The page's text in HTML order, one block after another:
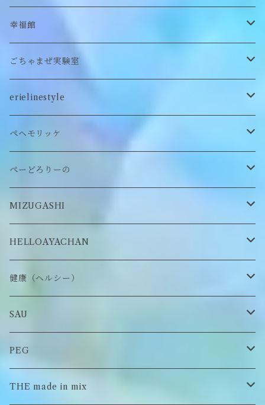
カードケース
ぬいぐるみ
クッション
セットアップ
ぬいぐるみキーホルダー
ぬいぐるみマフラー
ステッカー
ぬいぐるみヘアピン
缶バッヂ
ロンT
ステッカー・シール
チャーム
Tシャツ
イヤーマフラー
靴下
キーホルダー
ロンT
幸福館
トレーナー
ロンT
CAP
other
Tシャツ
ごちゃまぜ実験室
バッグ
アクセサリー
雑貨
erielinestyle
ピアス/イヤリング
ネックレス
マスクチェーン
ペヘモリッケ
帽子
キーホルダー
ブローチ
ぺーどろりーの
靴下
スタイ
MIZUGASHI
帽子
アクセサリー
HELLOAYACHAN
ピアス/イヤリング
健康（ヘルシー）
ロンT
スウェット/パーカー
Tシャツ
SAU
ロンT
スウェット/パーカー
PEG
キーチャーム
THE made in mix